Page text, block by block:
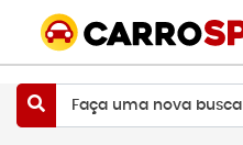
Faça uma nova busca